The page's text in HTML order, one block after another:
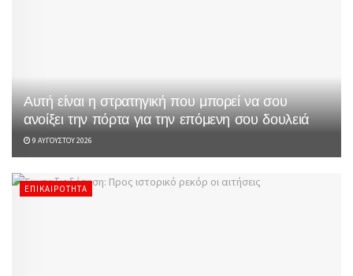
Αυτή είναι η στρατηγική που μπορεί να σου
ανοίξει την πόρτα για την επόμενη σου δουλειά
9 ΑΥΓΟΎΣΤΟΥ 2026
ΕΠΙΚΑΙΡΌΤΗΤΑ